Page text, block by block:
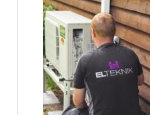
starter med kvaliteten af
Løgfrø, og små forskelle
i frøets sundhed,
sortsege...